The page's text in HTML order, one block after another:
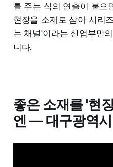
를 주는 식의 연출이 붙으
현장을 소재로 삼아 시리
는 채널'이라는 산업부만
니다.
좋은 소재를 '현
엔 — 대구광역